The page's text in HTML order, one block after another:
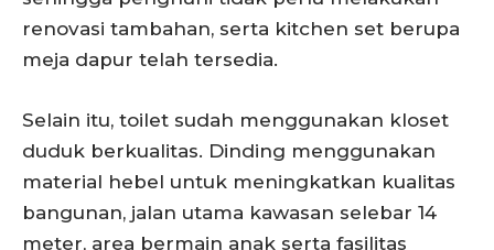
renovasi tambahan, serta kitchen set berupa
meja dapur telah tersedia.
Selain itu, toilet sudah menggunakan kloset
duduk berkualitas. Dinding menggunakan
material hebel untuk meningkatkan kualitas
bangunan, jalan utama kawasan selebar 14
meter, area bermain anak serta fasilitas